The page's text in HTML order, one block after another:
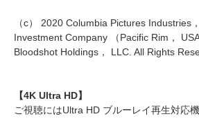
（c） 2020 Columbia Pictures Industries
Investment Company （Pacific Rim，
Bloodshot Holdings， LLC. All Rights
【4K Ultra HD】
ご視聴にはUltra HD ブルーレイ再生対応